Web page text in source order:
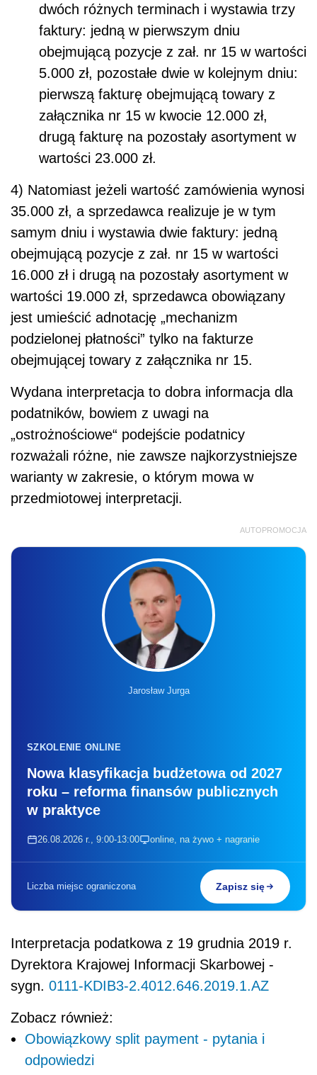
dwóch różnych terminach i wystawia trzy
faktury: jedną w pierwszym dniu
obejmującą pozycje z zał. nr 15 w wartości
5.000 zł, pozostałe dwie w kolejnym dniu:
pierwszą fakturę obejmującą towary z
załącznika nr 15 w kwocie 12.000 zł,
drugą fakturę na pozostały asortyment w
wartości 23.000 zł.
4) Natomiast jeżeli wartość zamówienia wynosi
35.000 zł, a sprzedawca realizuje je w tym
samym dniu i wystawia dwie faktury: jedną
obejmującą pozycje z zał. nr 15 w wartości
16.000 zł i drugą na pozostały asortyment w
wartości 19.000 zł, sprzedawca obowiązany
jest umieścić adnotację „mechanizm
podzielonej płatności” tylko na fakturze
obejmującej towary z załącznika nr 15.
Wydana interpretacja to dobra informacja dla
podatników, bowiem z uwagi na
„ostrożnościowe“ podejście podatnicy
rozważali różne, nie zawsze najkorzystniejsze
warianty w zakresie, o którym mowa w
przedmiotowej interpretacji.
AUTOPROMOCJA
Jarosław Jurga
SZKOLENIE ONLINE
Nowa klasyfikacja budżetowa od 2027
roku – reforma finansów publicznych
w praktyce
26.08.2026 r., 9:00-13:00 online, na żywo + nagranie
Liczba miejsc ograniczona Zapisz się
Interpretacja podatkowa z 19 grudnia 2019 r.
Dyrektora Krajowej Informacji Skarbowej -
sygn. 0111-KDIB3-2.4012.646.2019.1.AZ
Zobacz również:
Obowiązkowy split payment - pytania i
odpowiedzi